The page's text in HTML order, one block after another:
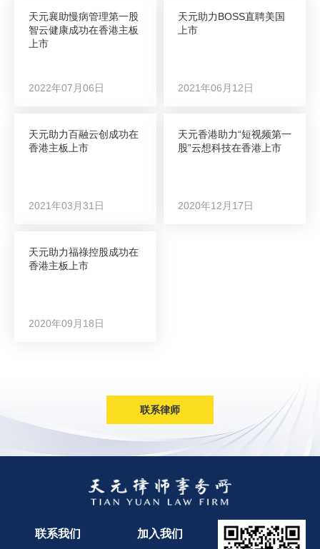
理服务商和通信设备供应商
百融云创香港主板上市：国内领先的金融AI技术平台及
乐享互动香港主板上市：中国领先的移动新媒体效果营
福祿控股香港主板上市：中国领先的第三方虚拟商品及
服务平台运营商
容联云通讯美国纽交所上市：中国多业务云通讯服务商
能科股份A股主板上市：以智能技术为基础，为工业企
业提供节能增效与智能制造软硬件一体化解决方案的设
备制造商和系统集成商
统解决方案领先企业
能领域的基础软件与应用软件厂商
易联众A股创业板上市：民生领域数字化解决方案先行
恒实科技A股创业板上市：中国优秀的数字能源及物联
先进数通A股创业板上市：中国金融信息科技领先企业
研发、产品制造、技术服务的国家高新技术企业
天元襄助慢病管理第一股
智云健康成功在香港主板
上市
2022年07月06日
天元助力BOSS直聘美国
上市
2021年06月12日
天元助力百融云创成功在
香港主板上市
2021年03月31日
天元香港助力“短视频第一
股”云想科技在香港上市
2020年12月17日
天元助力福祿控股成功在
香港主板上市
2020年09月18日
联系律师
联系我们 加入我们